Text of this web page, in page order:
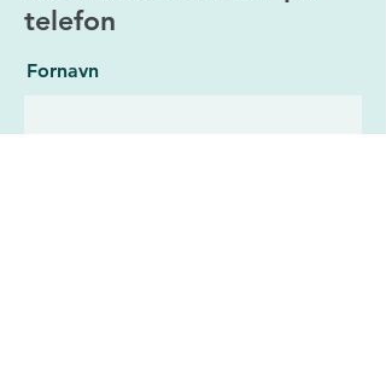
telefon
Fornavn